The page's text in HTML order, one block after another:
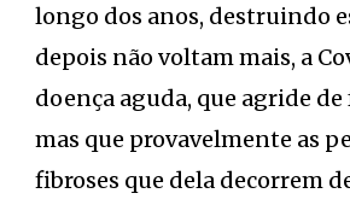
longo dos anos, destruindo
depois não voltam mais, a
doença aguda, que agride
mas que provavelmente as
fibroses que dela decorrem